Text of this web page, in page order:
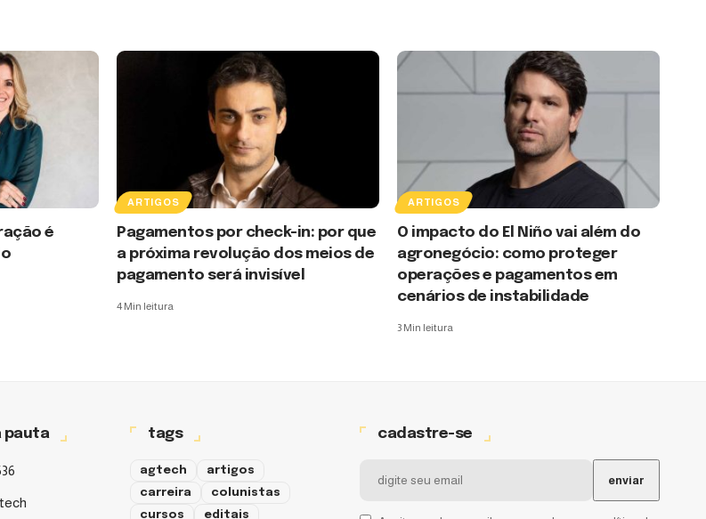
é
ARTIGOS
Pagamentos por check-in: por que
a próxima revolução dos meios de
pagamento será invisível
4 Min leitura
ARTIGOS
O impacto do El Niño vai além do
agronegócio: como proteger
operações e pagamentos em
cenários de instabilidade
3 Min leitura
pauta tags
agtech
artigos
carreira
colunistas
cursos
editais
cadastre-se